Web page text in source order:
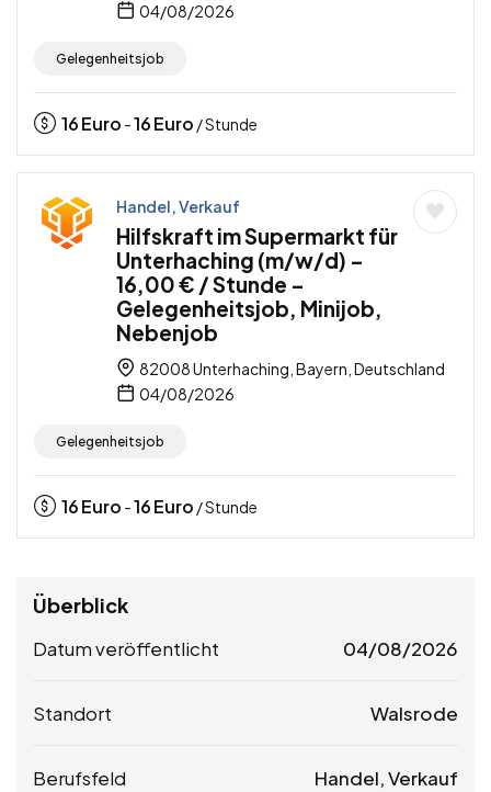
04/08/2026
Gelegenheitsjob
16Euro -16Euro / Stunde
Handel, Verkauf
Hilfskraft im Supermarkt für
Unterhaching (m/w/d) –
16,00 € / Stunde –
Gelegenheitsjob, Minijob,
Nebenjob
82008 Unterhaching, Bayern, Deutschland
04/08/2026
Gelegenheitsjob
16Euro -16Euro / Stunde
Überblick
Datum veröffentlicht 04/08/2026
Standort Walsrode
Berufsfeld Handel, Verkauf